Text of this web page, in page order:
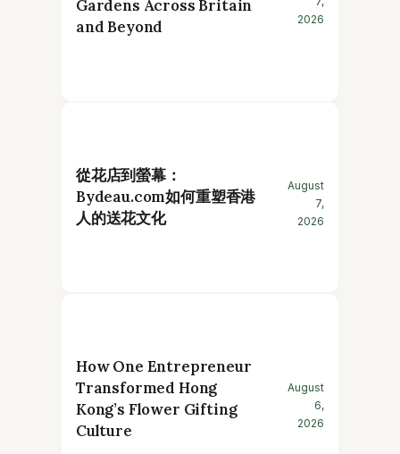
Gardens Across Britain
and Beyond
2026
從花店到螢幕：
Bydeau.com如何重塑香港
人的送花文化
August
7,
2026
How One Entrepreneur
Transformed Hong
Kong’s Flower Gifting
Culture
August
6,
2026